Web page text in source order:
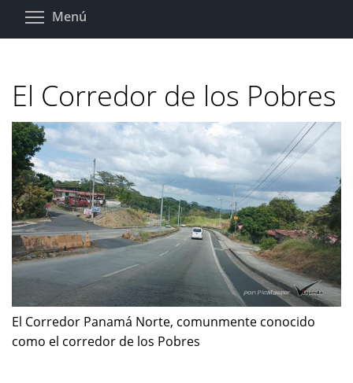
Pasar
Menú
El Corredor de los Pobres
El Corredor Panamá Norte, comunmente conocido
como el corredor de los Pobres